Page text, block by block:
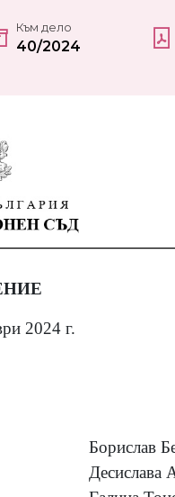
Към дело
40/2024
2024 г.
Борислав
Десислава